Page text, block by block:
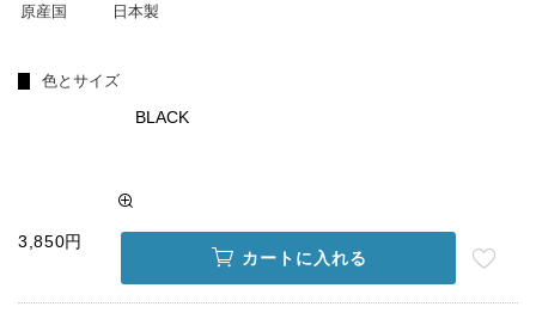
原産国 日本製
色とサイズ
BLACK
3,850円
カートに入れる